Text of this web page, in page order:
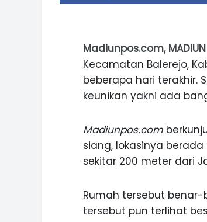
Madiunpos.com,
Kecamatan Balerejo,
beberapa hari terakhir.
keunikan yakni ada
Madiunpos.com
siang, lokasinya
sekitar 200 meter dari
Rumah tersebut
tersebut pun terlihat